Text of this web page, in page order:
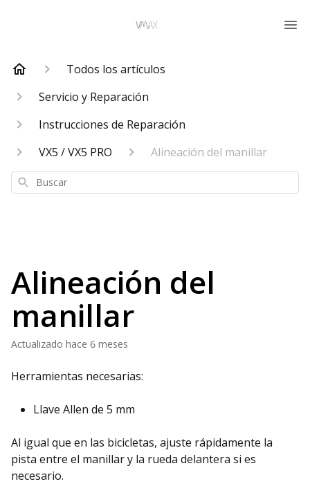
Todos los artículos
Servicio y Reparación
Instrucciones de Reparación
VX5 / VX5 PRO
Alineación del manillar
Buscar
Alineación del
manillar
Actualizado hace 6 meses
Herramientas necesarias:
Llave Allen de 5 mm
Al igual que en las bicicletas, ajuste rápidamente la
pista entre el manillar y la rueda delantera si es
necesario.